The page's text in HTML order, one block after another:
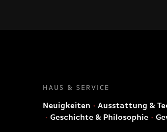
HAUS & SERVICE
Neuigkeiten Ausstattung &
Geschichte & Philosophie